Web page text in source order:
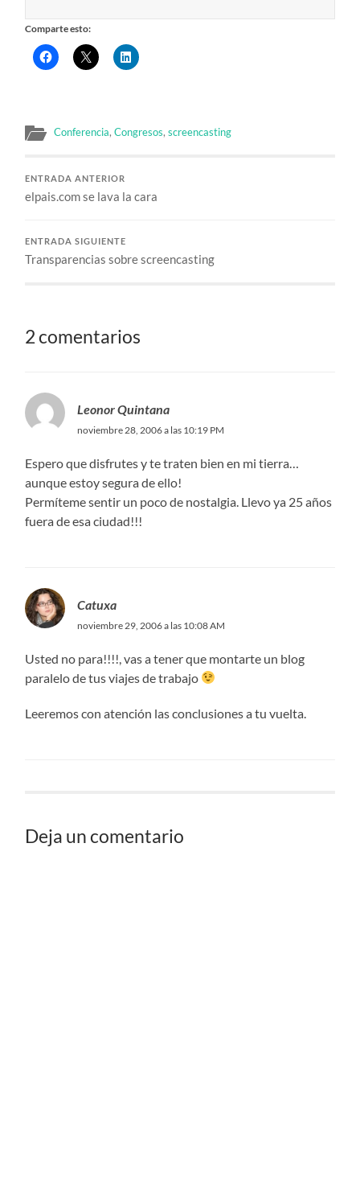
Comparte esto:
Conferencia,Congresos,screencasting
ENTRADA ANTERIOR
elpais.com se lava la cara
ENTRADA SIGUIENTE
Transparencias sobre screencasting
2 comentarios
Leonor Quintana
noviembre 28, 2006 a las 10:19 PM
Espero que disfrutes y te traten bien en mi tierra…
aunque estoy segura de ello!
Permíteme sentir un poco de nostalgia. Llevo ya 25 años
fuera de esa ciudad!!!
Catuxa
noviembre 29, 2006 a las 10:08 AM
Usted no para!!!!, vas a tener que montarte un blog
paralelo de tus viajes de trabajo
Leeremos con atención las conclusiones a tu vuelta.
Deja un comentario